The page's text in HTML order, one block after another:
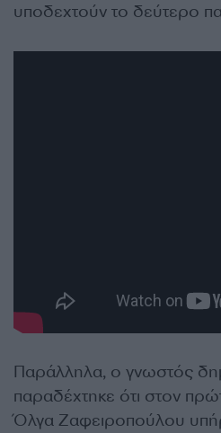
υποδεχτούν το δεύτερο
Παράλληλα, ο γνωστός
παραδέχτηκε ότι στον
Όλγα Ζαφειροπούλου